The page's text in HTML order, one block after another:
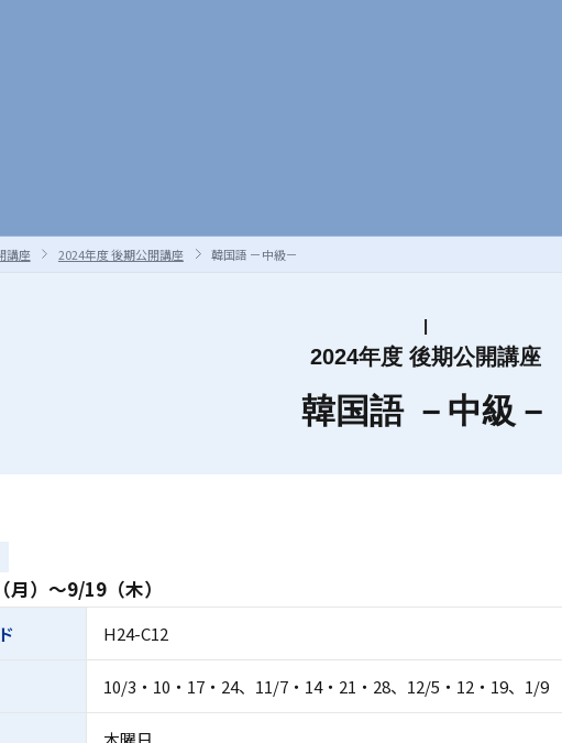
講座 2024年度 後期公開講座 韓国語 －中級－
2024年度 後期公開講座
韓国語 －中級－
）～9/19（木）
H24-C12
10/3・10・17・24、11/7・14・21・28、12/5・12・19、1/9